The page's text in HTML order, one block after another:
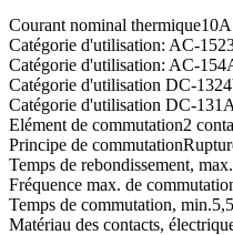
Courant nominal thermique10A
Catégorie d'utilisation: AC-15
Catégorie d'utilisation: AC-154
Catégorie d'utilisation DC-1324
Catégorie d'utilisation DC-131 A
Elément de commutation2
Principe de commutation
Temps de rebondissement, max.
Fréquence max. de
Temps de commutation, min.5,5
Matériau des contacts,